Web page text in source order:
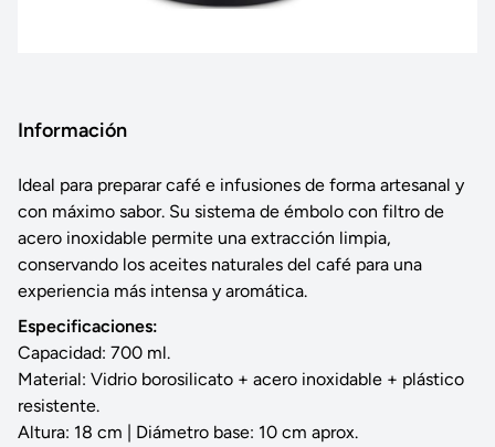
Información
Ideal para preparar café e infusiones de forma artesanal y
con máximo sabor. Su sistema de émbolo con filtro de
acero inoxidable permite una extracción limpia,
conservando los aceites naturales del café para una
experiencia más intensa y aromática.
Especificaciones:
Capacidad: 700 ml.
Material: Vidrio borosilicato + acero inoxidable + plástico
resistente.
Altura: 18 cm | Diámetro base: 10 cm aprox.